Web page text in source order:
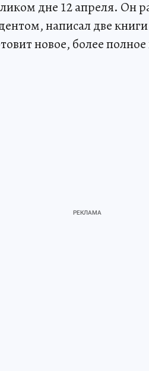
дне 12 апреля. Он
написал две книги
новое, более